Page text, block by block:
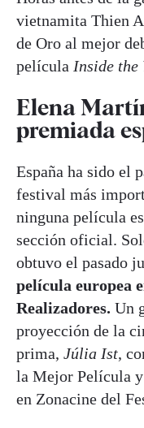
vietnamita Thien
de Oro al mejor
película Inside the
Elena
premiada
España ha sido el
festival más
ninguna película
sección oficial.
obtuvo el pasado
película europea
Realizadores. Un
proyección de la
prima, Júlia Ist,
la Mejor Película
en Zonacine del